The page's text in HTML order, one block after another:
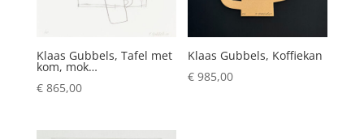
Klaas Gubbels, Tafel met
kom, mok…
€865,00
Klaas Gubbels, Koffiekan
€ 985,00